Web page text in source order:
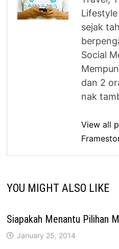
sejak
Social
dan 2
nak
View all
YOU MIGHT ALSO LIKE
Siapakah Menantu Pilihan
January 25, 2014